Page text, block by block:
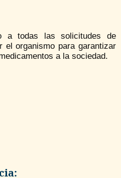
a todas las solicitudes de
el organismo para garantizar
a la sociedad.